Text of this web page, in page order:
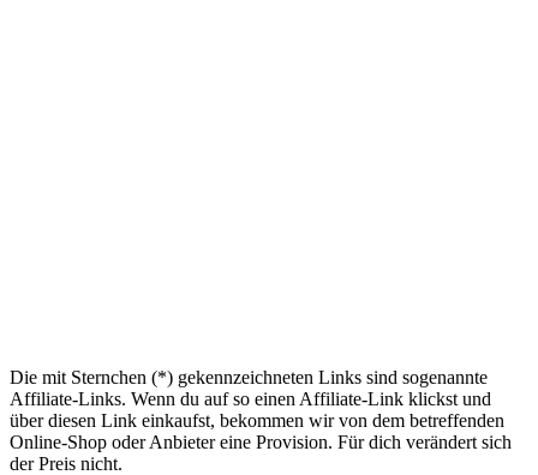
Die mit Sternchen (*) gekennzeichneten Links sind sogenannte
Affiliate-Links. Wenn du auf so einen Affiliate-Link klickst und
über diesen Link einkaufst, bekommen wir von dem betreffenden
Online-Shop oder Anbieter eine Provision. Für dich verändert sich
der Preis nicht.